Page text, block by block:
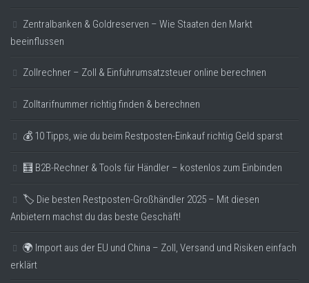
Zentralbanken & Goldreserven – Wie Staaten den Markt
beeinflussen
Zollrechner – Zoll & Einfuhrumsatzsteuer online berechnen
Zolltarifnummer richtig finden & berechnen
💰 10 Tipps, wie du beim Restposten-Einkauf richtig Geld sparst
🧮 B2B-Rechner & Tools für Händler – kostenlos zum Einbinden
🏷️ Die besten Restposten-Großhändler 2025 – Mit diesen
Anbietern machst du das beste Geschäft!
🌍 Import aus der EU und China – Zoll, Versand und Risiken einfach
erklärt